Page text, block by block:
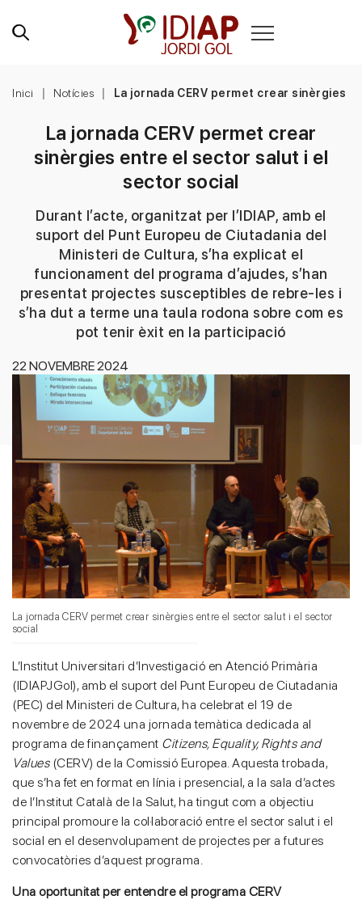
Inici Notícies La jornada CERV permet crear sinèrgies
La jornada CERV permet crear
sinèrgies entre el sector salut i el
sector social
Durant l’acte, organitzat per l’IDIAP, amb el
suport del Punt Europeu de Ciutadania del
Ministeri de Cultura, s’ha explicat el
funcionament del programa d’ajudes, s’han
presentat projectes susceptibles de rebre-les i
s’ha dut a terme una taula rodona sobre com es
pot tenir èxit en la participació
22 NOVEMBRE 2024
La jornada CERV permet crear sinèrgies entre el sector salut i el sector
social
L’Institut Universitari d’Investigació en Atenció Primària
(IDIAPJGol), amb el suport del Punt Europeu de Ciutadania
(PEC) del Ministeri de Cultura, ha celebrat el 19 de
novembre de 2024 una jornada temàtica dedicada al
programa de finançament Citizens, Equality, Rights and
Values(CERV) de la Comissió Europea. Aquesta trobada,
que s’ha fet en format en línia i presencial, a la sala d’actes
de l’Institut Català de la Salut, ha tingut com a objectiu
principal promoure la col·laboració entre el sector salut i el
social en el desenvolupament de projectes per a futures
convocatòries d’aquest programa.
Una oportunitat per entendre el programa CERV